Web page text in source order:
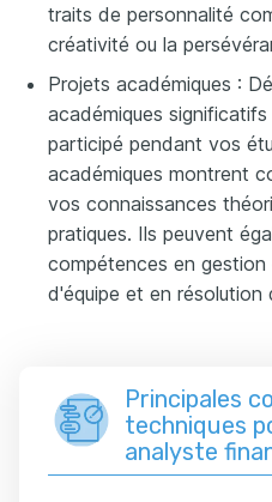
traits de personnalité
créativité ou la
Projets académiques :
académiques
participé pendant vos
académiques montrent
vos connaissances
pratiques. Ils peuvent
compétences en
d'équipe et en résolution
Principales
techniques
analyste